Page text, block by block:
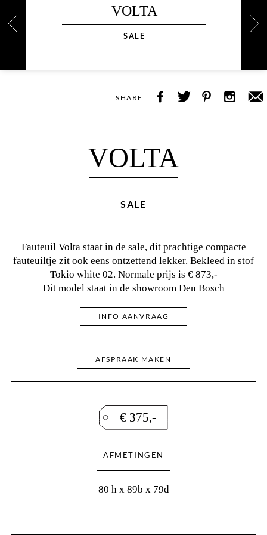
VOLTA
SALE
SHARE
VOLTA
SALE
Fauteuil Volta staat in de sale, dit prachtige compacte
fauteuiltje zit ook eens ontzettend lekker. Bekleed in stof
Tokio white 02. Normale prijs is € 873,-
Dit model staat in de showroom Den Bosch
INFO AANVRAAG
AFSPRAAK MAKEN
€ 375,-
AFMETINGEN
80 h x 89b x 79d